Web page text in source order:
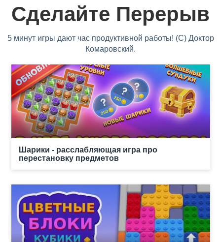
Сделайте Перерыв
5 минут игры дают час продуктивной работы! (С) Доктор
Комаровский.
Шарики - расслабляющая игра про
перестановку предметов